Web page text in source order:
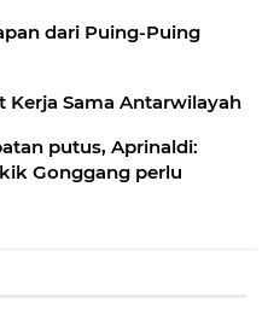
dari Puing-Puing
Kerja Sama Antarwilayah
putus, Aprinaldi:
Gonggang perlu